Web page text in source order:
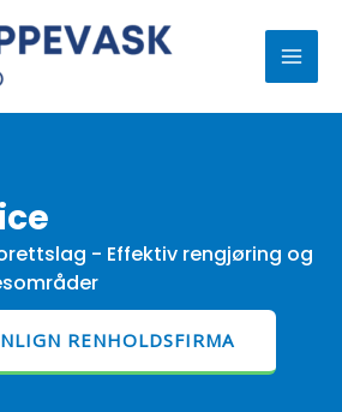
- Effektiv rengjøring og
RENHOLDSFIRMA